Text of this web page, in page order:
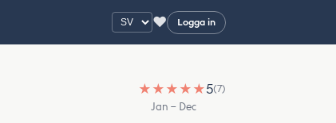
♥ Logga in
★ ★ ★ ★ ★5(7)
Jan – Dec